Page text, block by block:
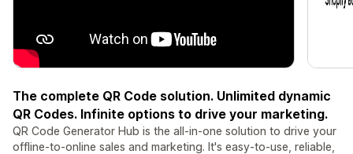
The complete QR Code solution. Unlimited dynamic
QR Codes. Infinite options to drive your marketing.
QR Code Generator Hub is the all-in-one solution to drive your
offline-to-online sales and marketing. It's easy-to-use, reliable,